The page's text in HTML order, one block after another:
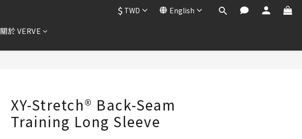
$ TWD English
關於 VERVE
XY-Stretch® Back-Seam
Training Long Sleeve